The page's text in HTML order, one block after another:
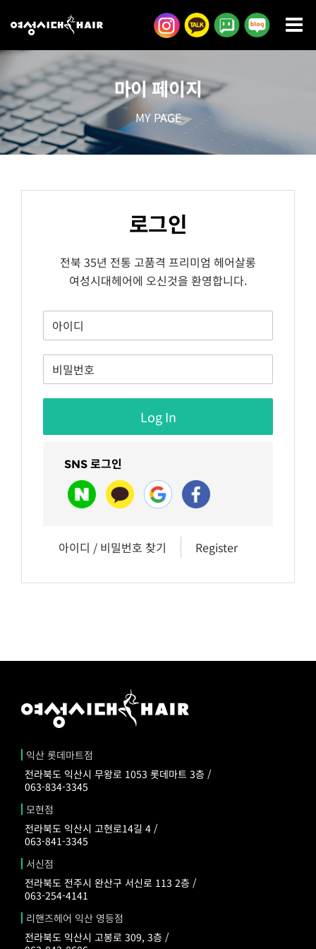
텐
츠
건
너
뛰
기
마이 페이지
MY PAGE
로그인
전북 35년 전통 고품격 프리미엄 헤어살롱
여성시대헤어에 오신것을 환영합니다.
SNS 로그인
아이디 / 비밀번호 찾기 Register
익산 롯데마트점
전라북도 익산시 무왕로 1053 롯데마트 3층 /
063-834-3345
모현점
전라북도 익산시 고현로14길 4 /
063-841-3345
서신점
전라북도 전주시 완산구 서신로 113 2층 /
063-254-4141
리핸즈헤어 익산 영등점
전라북도 익산시 고봉로 309, 3층 /